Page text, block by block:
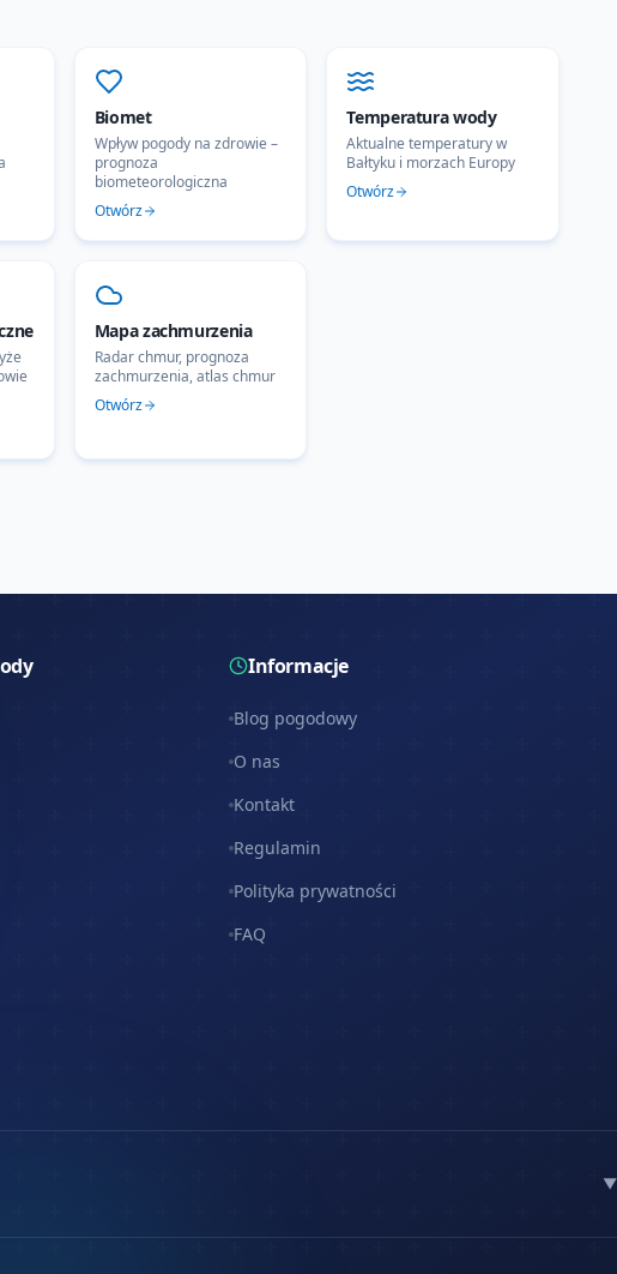
Biomet
Wpływ pogody na zdrowie –
prognoza
biometeorologiczna
Otwórz
Temperatura wody
Aktualne temperatury w
Bałtyku i morzach Europy
Otwórz
Mapa zachmurzenia
Radar chmur, prognoza
zachmurzenia, atlas chmur
Otwórz
Informacje
Blog pogodowy
O nas
Kontakt
Regulamin
Polityka prywatności
FAQ
▼